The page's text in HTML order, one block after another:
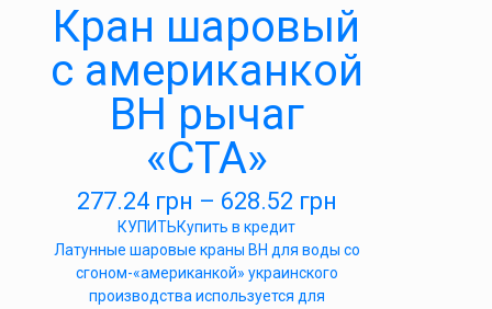
Кран шаровый
с американкой
ВН рычаг
«СТА»
277.24 грн – 628.52 грн
КУПИТЬКупить в кредит
Латунные шаровые краны ВН для воды со
сгоном-«американкой» украинского
производства используется для